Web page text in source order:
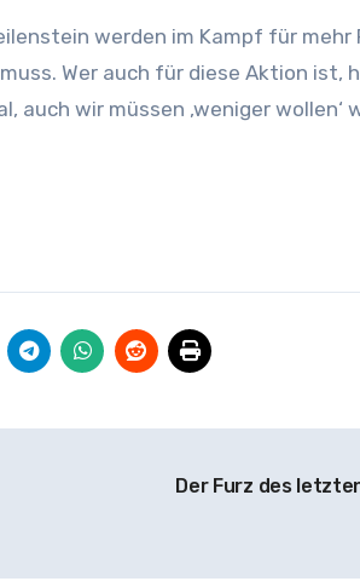
werden im Kampf für
Wer auch für diese Aktion ist,
wir müssen ‚weniger wollen‘
Der Furz des